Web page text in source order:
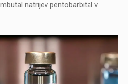
natrijev pentobarbital v